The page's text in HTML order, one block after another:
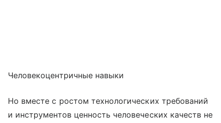
Человекоцентричные навыки
Но вместе с ростом технологических требований
и инструментов ценность человеческих качеств не